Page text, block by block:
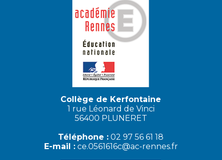
Collège de Kerfontaine
1 rue Léonard de Vinci
56400 PLUNERET
Téléphone : 02 97 56 61 18
E-mail : ce.0561616c@ac-rennes.fr